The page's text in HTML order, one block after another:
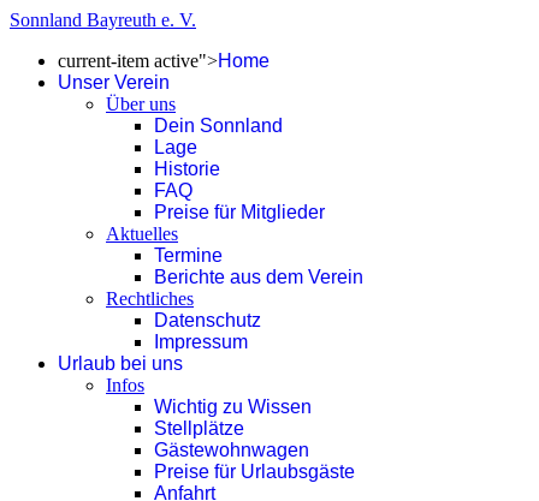
Sonnland Bayreuth e. V.
current-item active">Home
Unser Verein
Über uns
Dein Sonnland
Lage
Historie
FAQ
Preise für Mitglieder
Aktuelles
Termine
Berichte aus dem Verein
Rechtliches
Datenschutz
Impressum
Urlaub bei uns
Infos
Wichtig zu Wissen
Stellplätze
Gästewohnwagen
Preise für Urlaubsgäste
Anfahrt